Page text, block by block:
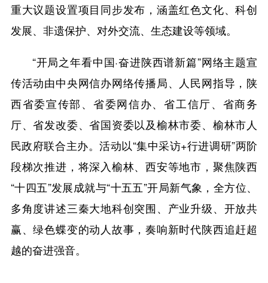
重大议题设置项目同步发布，涵盖红色文化、科创
发展、非遗保护、对外交流、生态建设等领域。
“开局之年看中国·奋进陕西谱新篇”网络主题宣
传活动由中央网信办网络传播局、人民网指导，陕
西省委宣传部、省委网信办、省工信厅、省商务
厅、省发改委、省国资委以及榆林市委、榆林市人
民政府联合主办。活动以“集中采访+行进调研”两阶
段梯次推进，将深入榆林、西安等地市，聚焦陕西
“十四五”发展成就与“十五五”开局新气象，全方位、
多角度讲述三秦大地科创突围、产业升级、开放共
赢、绿色蝶变的动人故事，奏响新时代陕西追赶超
越的奋进强音。